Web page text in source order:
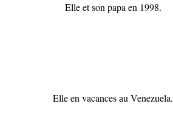
Elle et son papa en 1998.
Elle en vacances au Venezuela.